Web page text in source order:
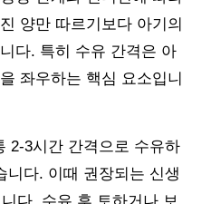
양만 따르기보다 아기의
다. 특히 수유 간격은 아
좌우하는 핵심 요소입니
2-3시간 간격으로 수유하
니다. 이때 권장되는 신생